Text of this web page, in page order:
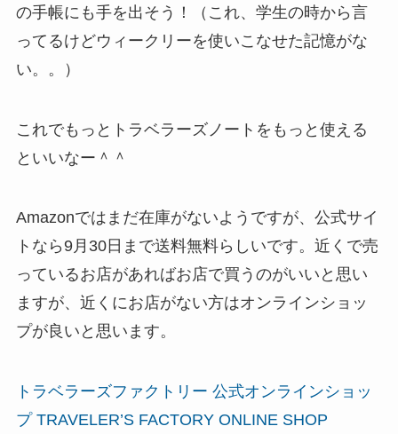
の手帳にも手を出そう！（これ、学生の時から言
ってるけどウィークリーを使いこなせた記憶がな
い。。）
これでもっとトラベラーズノートをもっと使える
といいなー＾＾
Amazonではまだ在庫がないようですが、公式サイ
トなら9月30日まで送料無料らしいです。近くで売
っているお店があればお店で買うのがいいと思い
ますが、近くにお店がない方はオンラインショッ
プが良いと思います。
トラベラーズファクトリー 公式オンラインショッ
プ TRAVELER’S FACTORY ONLINE SHOP